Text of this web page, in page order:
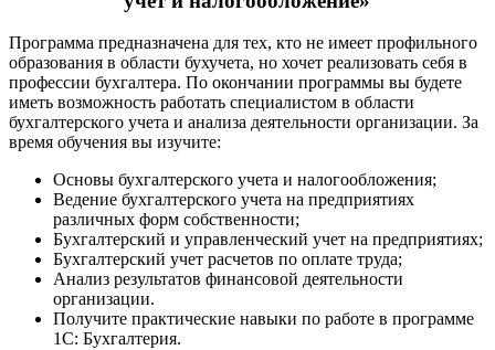
Программа предназначена для тех, кто не имеет профильного
образования в области бухучета, но хочет реализовать себя в
профессии бухгалтера. По окончании программы вы будете
иметь возможность работать специалистом в области
бухгалтерского учета и анализа деятельности организации. За
время обучения вы изучите:
Основы бухгалтерского учета и налогообложения;
Ведение бухгалтерского учета на предприятиях
различных форм собственности;
Бухгалтерский и управленческий учет на предприятиях;
Бухгалтерский учет расчетов по оплате труда;
Анализ результатов финансовой деятельности
организации.
Получите практические навыки по работе в программе
1С: Бухгалтерия.